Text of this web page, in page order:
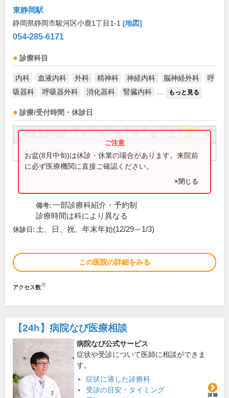
東静岡駅
静岡県静岡市駿河区小鹿1丁目1-1 [地図]
054-285-6171
診療科目
内科 血液内科 外科 精神科 神経内科 脳神経外科
呼
吸器科
呼吸器外科 消化器科 腎臓内科 もっと見る
診療/受付時間・休診日
祝
8:00～11:00 ● ● ● ● ●
お盆(8月中旬)は休診・休業の場合があります。来院前
に必ず医療機関に直接ご確認ください。
×閉じる
備考: 一部診療科紹介・予約制
診療時間は科により異なる
休診日: 土、日、祝、年末年始(12/29～1/3)
この医院の詳細をみる
アクセス数※
【24h】 病院なび医療相談
病院なび公式サービス
症状や受診について医師に相談ができま
す。
症状に適した診療科
受診の目安・タイミング